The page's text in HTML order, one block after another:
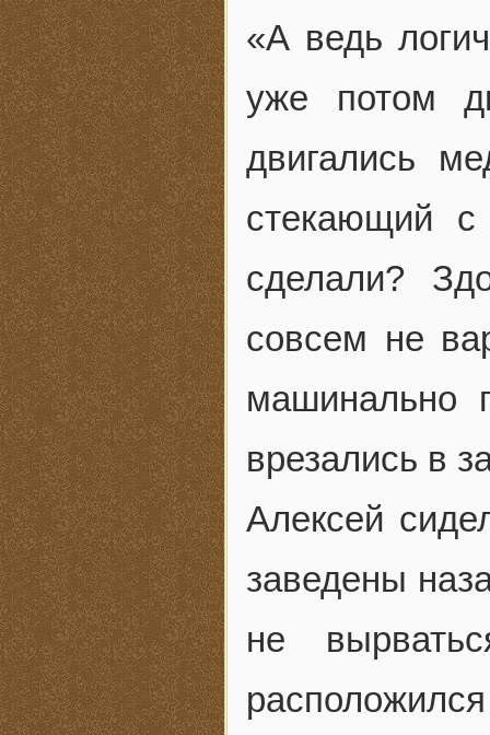
«А ведь
уже потом
двигались
стекающий
сделали?
совсем не
машинально
врезались в
Алексей
заведены
не